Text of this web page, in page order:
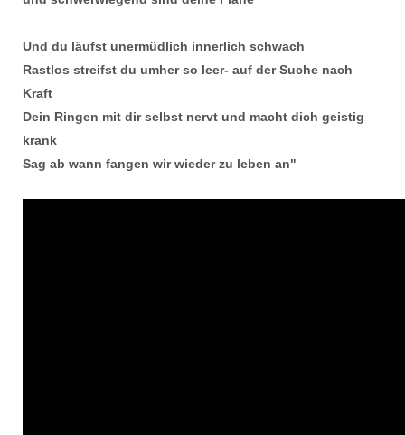
Und du läufst unermüdlich innerlich schwach
Rastlos streifst du umher so leer- auf der Suche nach
Kraft
Dein Ringen mit dir selbst nervt und macht dich geistig
krank
Sag ab wann fangen wir wieder zu leben an"